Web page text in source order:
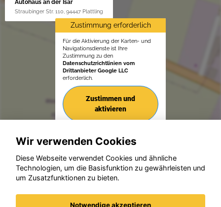
Autohaus an der Isar
Straubinger Str. 110, 94447 Plattling
Zustimmung erforderlich
Für die Aktivierung der Karten- und
Navigationsdienste ist Ihre
Zustimmung zu den
Datenschutzrichtlinien vom
Drittanbieter Google LLC
erforderlich.
Zustimmen und
aktivieren
© konjunkturmotor.de GmbH 2020 - 2026
Wir verwenden Cookies
Diese Webseite verwendet Cookies und ähnliche
Technologien, um die Basisfunktion zu gewährleisten und
um Zusatzfunktionen zu bieten.
Notwendige akzeptieren